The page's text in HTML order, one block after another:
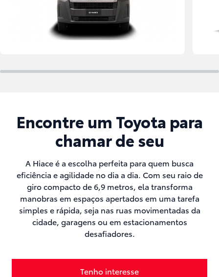
Encontre um Toyota para
chamar de seu
A Hiace é a escolha perfeita para quem busca
eficiência e agilidade no dia a dia. Com seu raio de
giro compacto de 6,9 metros, ela transforma
manobras em espaços apertados em uma tarefa
simples e rápida, seja nas ruas movimentadas da
cidade, garagens ou em estacionamentos
desafiadores.
Tenho interesse